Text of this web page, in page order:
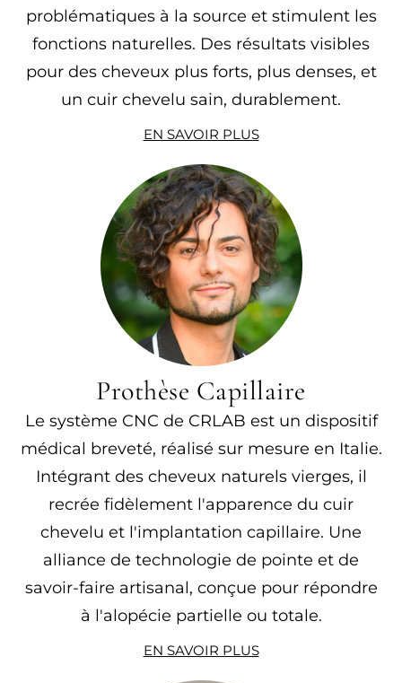
problématiques à la source et stimulent les
fonctions naturelles. Des résultats visibles
pour des cheveux plus forts, plus denses, et
un cuir chevelu sain, durablement.
EN SAVOIR PLUS
Prothèse Capillaire
Le système CNC de CRLAB est un dispositif
médical breveté, réalisé sur mesure en Italie.
Intégrant des cheveux naturels vierges, il
recrée fidèlement l'apparence du cuir
chevelu et l'implantation capillaire. Une
alliance de technologie de pointe et de
savoir-faire artisanal, conçue pour répondre
à l'alopécie partielle ou totale.
EN SAVOIR PLUS